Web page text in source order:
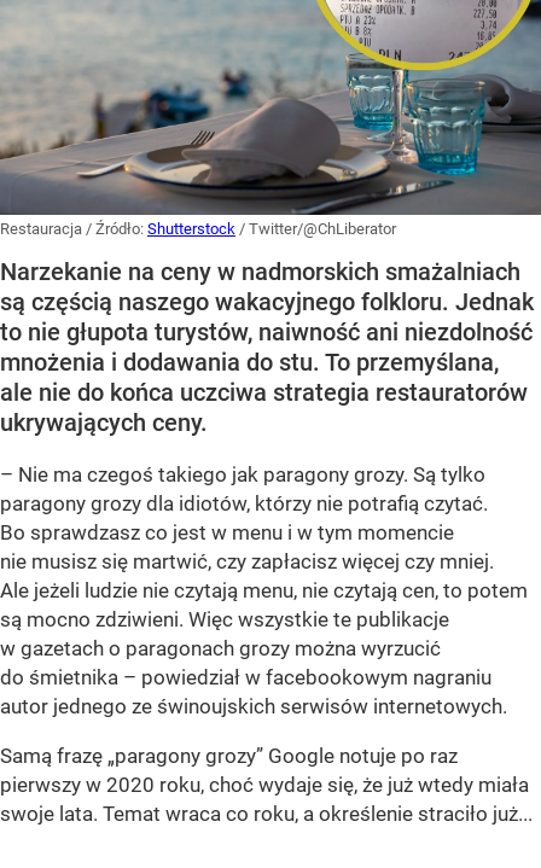
Restauracja / Źródło: Shutterstock / Twitter/@ChLiberator
Narzekanie na ceny w nadmorskich smażalniach
są częścią naszego wakacyjnego folkloru. Jednak
to nie głupota turystów, naiwność ani niezdolność
mnożenia i dodawania do stu. To przemyślana,
ale nie do końca uczciwa strategia restauratorów
ukrywających ceny.
– Nie ma czegoś takiego jak paragony grozy. Są tylko
paragony grozy dla idiotów, którzy nie potrafią czytać.
Bo sprawdzasz co jest w menu i w tym momencie
nie musisz się martwić, czy zapłacisz więcej czy mniej.
Ale jeżeli ludzie nie czytają menu, nie czytają cen, to potem
są mocno zdziwieni. Więc wszystkie te publikacje
w gazetach o paragonach grozy można wyrzucić
do śmietnika – powiedział w facebookowym nagraniu
autor jednego ze świnoujskich serwisów internetowych.
Samą frazę „paragony grozy” Google notuje po raz
pierwszy w 2020 roku, choć wydaje się, że już wtedy miała
swoje lata. Temat wraca co roku, a określenie straciło już...